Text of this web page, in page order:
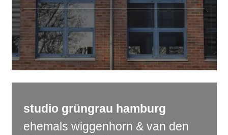
studio grüngrau hamburg
ehemals wiggenhorn & van den